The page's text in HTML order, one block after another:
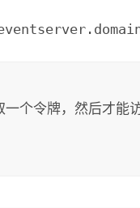
一个令牌，然后才能